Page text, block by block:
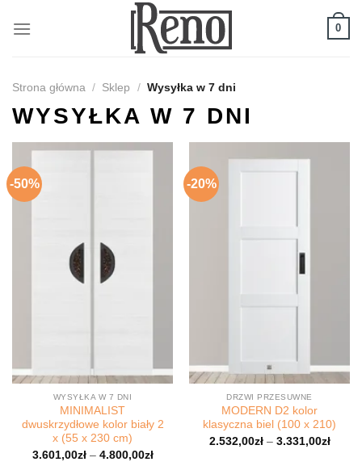
0
Strona główna / Sklep / Wysyłka w 7 dni
WYSYŁKA W 7 DNI
-50%
WYSYŁKA W 7 DNI
MINIMALIST
dwuskrzydłowe kolor biały 2
x (55 x 230 cm)
3.601,00zł– 4.800,00zł
-20%
DRZWI PRZESUWNE
MODERN D2 kolor
klasyczna biel (100 x 210)
2.532,00zł– 3.331,00zł